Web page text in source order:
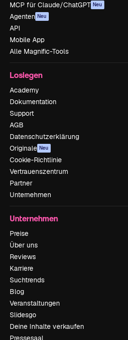
MCP für Claude/ChatGPT Neu
Agenten Neu
API
Mobile App
Alle Magnific-Tools
Loslegen
Academy
Dokumentation
Support
AGB
Datenschutzerklärung
Originale Neu
Cookie-Richtlinie
Vertrauenszentrum
Partner
Unternehmen
Unternehmen
Preise
Über uns
Reviews
Karriere
Suchtrends
Blog
Veranstaltungen
Slidesgo
Deine Inhalte verkaufen
Pressesaal